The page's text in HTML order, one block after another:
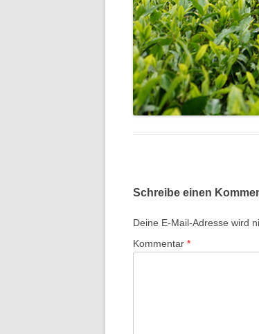
Schreibe einen
Deine E-Mail-Adresse wird
Kommentar *